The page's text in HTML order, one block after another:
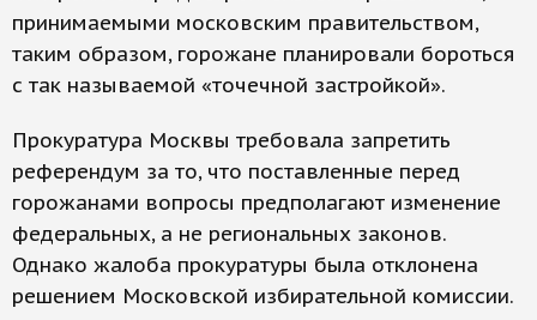
принимаемыми московским правительством,
таким образом, горожане планировали бороться
с так называемой «точечной застройкой».
Прокуратура Москвы требовала запретить
референдум за то, что поставленные перед
горожанами вопросы предполагают изменение
федеральных, а не региональных законов.
Однако жалоба прокуратуры была отклонена
решением Московской избирательной комиссии.